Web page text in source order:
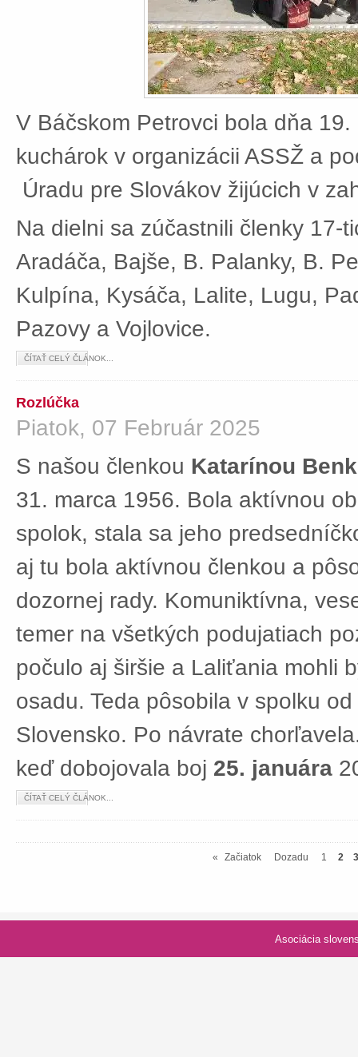
V Báčskom Petrovci bola dňa
kuchárok v organizácii ASSŽ a
Úradu pre Slovákov žijúcich v
Na dielni sa zúčastnili členky 17-
Aradáča, Bajše, B. Palanky, B.
Kulpína, Kysáča, Lalite, Lugu,
Pazovy a Vojlovice.
ČÍTAŤ CELÝ ČLÁNOK...
Rozlúčka
Piatok, 07 Február 2025
S našou členkou Katarínou
31. marca 1956. Bola aktívnou
spolok, stala sa jeho
aj tu bola aktívnou členkou a
dozornej rady. Komuniktívna,
temer na všetkých podujatiach
počulo aj širšie a Laliťania mohli
osadu. Teda pôsobila v spolku
Slovensko. Po návrate
keď dobojovala boj 25. januára
ČÍTAŤ CELÝ ČLÁNOK...
« Začiatok Dozadu 1 2 3
Asociácia slovenských